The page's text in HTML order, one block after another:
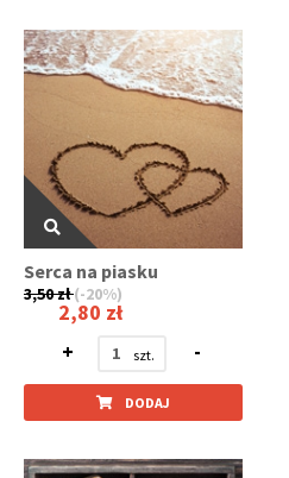
Serca na piasku
3,50 zł (-20%)
2,80 zł
+
-
DODAJ